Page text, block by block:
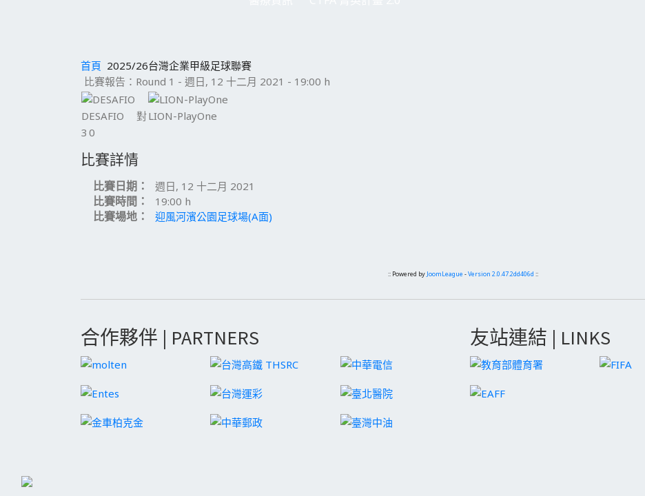
首頁 2025/26台灣企業甲級足球聯賽
比賽報告：Round 1 - 週日, 12 十二月 2021 - 19:00 h
DESAFIO 對LION-PlayOne
3 0
比賽詳情
比賽日期： 週日, 12 十二月 2021
比賽時間： 19:00 h
比賽場地： 迎風河濱公園足球場(A面)
:: Powered by JoomLeague -Version 2.0.47.2dd406d ::
合作夥伴 | PARTNERS 友站連結 | LINKS